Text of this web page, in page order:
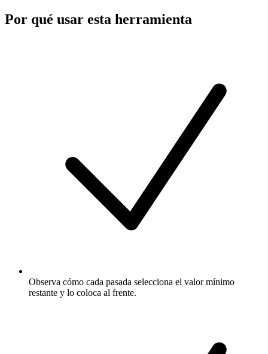
Por qué usar esta herramienta
Observa cómo cada pasada selecciona el valor mínimo
restante y lo coloca al frente.